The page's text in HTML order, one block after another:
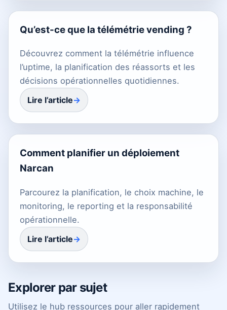
Qu’est-ce que la télémétrie vending ?
Découvrez comment la télémétrie influence
l’uptime, la planification des réassorts et les
décisions opérationnelles quotidiennes.
Lire l’article
Comment planifier un déploiement
Narcan
Parcourez la planification, le choix machine, le
monitoring, le reporting et la responsabilité
opérationnelle.
Lire l’article
Explorer par sujet
Utilisez le hub ressources pour aller rapidement